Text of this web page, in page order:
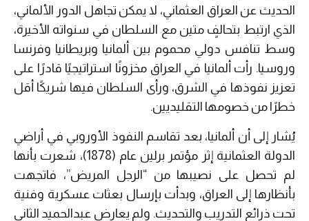
الحديث عن العراق العثماني، لا يمكن تجاهل الدور الألماني،
الذي ارتبط بتحالفٍ متين مع السلطان في سنواته الأخيرة،
وسط تنافس دولي محموم بين ألمانيا وبريطانيا وفرنسا
وروسيا. رأت ألمانيا في العراق مخزونًا استراتيجيًا قادرًا على
تعزيز نفوذها في الشرق، ورأى السلطان فيها شريكًا أقل
خطرًا من خصومها التقليديين.
يُشار إلى أن ألمانيا، بعد تقاسم النفوذ الأوروبي في أراضي
الدولة العثمانية إثر مؤتمر برلين عام (1878)، شعرت بأنها
لم تحصل على نصيبها من “الرجل المريض”، فاتجهت
بأنظارها إلى العراق، وبدأت بإرسال بعثات عسكرية وفنية
تحت ذرائع التدريب والتحديث. ولم يعارض عبدالحميد الثاني